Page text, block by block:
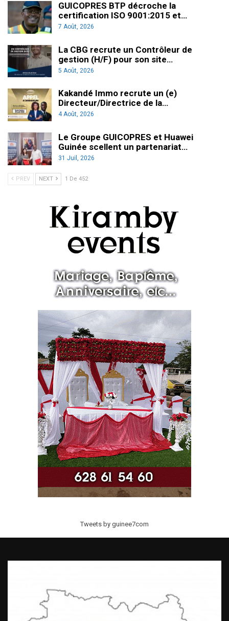
GUICOPRES BTP décroche la
certification ISO 9001:2015 et…
7 Août, 2026
La CBG recrute un Contrôleur de
gestion (H/F) pour son site…
5 Août, 2026
Kakandé Immo recrute un (e)
Directeur/Directrice de la…
4 Août, 2026
Le Groupe GUICOPRES et Huawei
Guinée scellent un partenariat…
31 Juil, 2026
PREV NEXT 1 De 452
Tweets by guinee7com